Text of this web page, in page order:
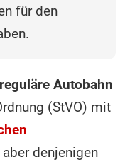
für den
reguläre Autobahn
(StVO) mit
denjenigen